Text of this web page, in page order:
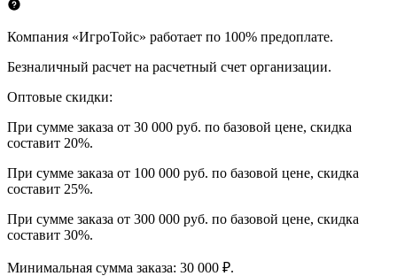
Компания «ИгроТойс» работает по 100% предоплате.
Безналичный расчет на расчетный счет организации.
Оптовые скидки:
При сумме заказа от 30 000 руб. по базовой цене, скидка
составит 20%.
При сумме заказа от 100 000 руб. по базовой цене, скидка
составит 25%.
При сумме заказа от 300 000 руб. по базовой цене, скидка
составит 30%.
Минимальная сумма заказа: 30 000 ₽.